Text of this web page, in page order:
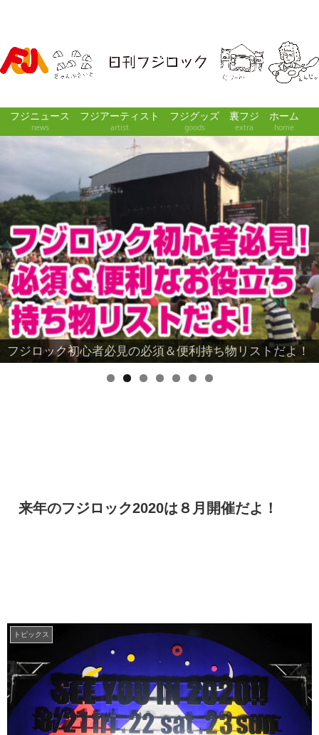
フジニュース
news
フジアーティスト
artist
フジグッズ
goods
裏フジ
extra
ホーム
home
フジロック初心者必見の必須＆便利持ち物リストだよ！
誰でもケミカル風ロゴが作れるよ！
来年のフジロック2020は８月開催だよ！
トピックス